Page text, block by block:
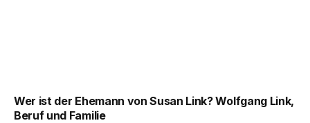
Wer ist der Ehemann von Susan Link? Wolfgang Link,
Beruf und Familie